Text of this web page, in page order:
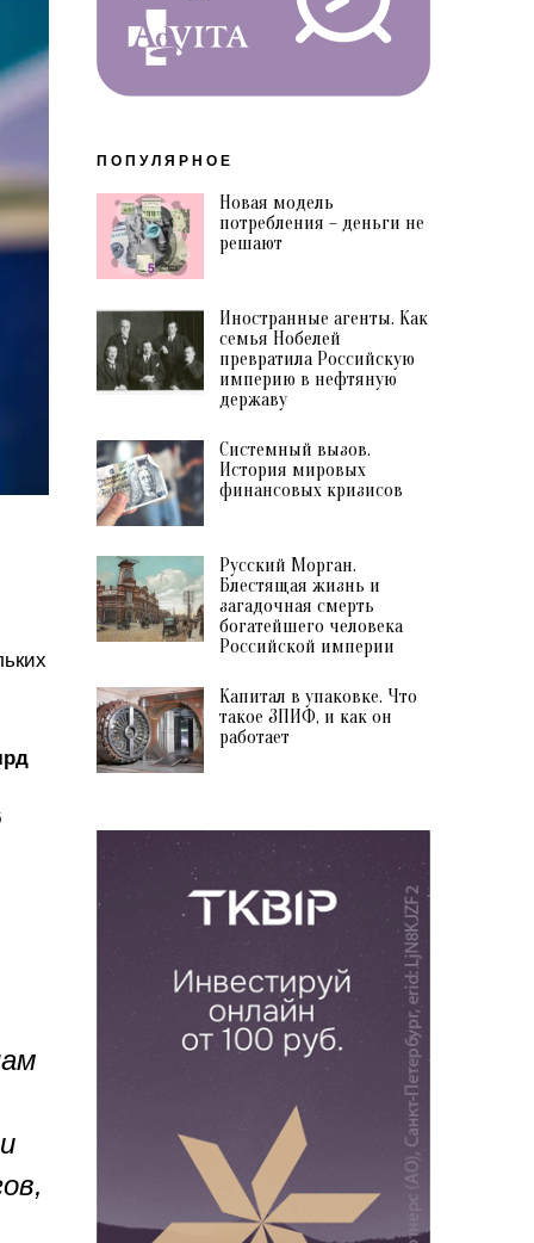
ПОПУЛЯРНОЕ
Новая модель
потребления – деньги не
решают
Иностранные агенты. Как
семья Нобелей
превратила Российскую
империю в нефтяную
державу
Системный вызов.
История мировых
финансовых кризисов
Русский Морган.
Блестящая жизнь и
загадочная смерть
богатейшего человека
Российской империи
Капитал в упаковке. Что
такое ЗПИФ, и как он
работает